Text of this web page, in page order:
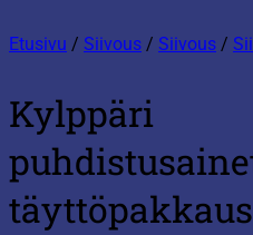
Etusivu / Siivous / Siivous /
Kylppäri
täyttöpakkaus